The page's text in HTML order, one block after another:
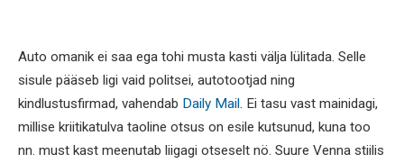
Auto omanik ei saa ega tohi musta kasti välja lülitada. Selle
sisule pääseb ligi vaid politsei, autotootjad ning
kindlustusfirmad, vahendab Daily Mail. Ei tasu vast mainidagi,
millise kriitikatulva taoline otsus on esile kutsunud, kuna too
nn. must kast meenutab liigagi otseselt nö. Suure Venna stiilis